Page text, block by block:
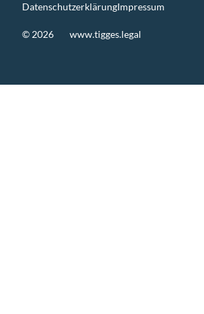
© 2026 www.tigges.legal
DatenschutzerklärungImpressum